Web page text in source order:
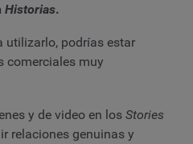
Historias.
utilizarlo, podrías estar
comerciales muy
y de video en los Stories
relaciones genuinas y